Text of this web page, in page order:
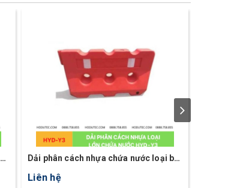
Dải phân cách nhựa chứa nước loại ba
Liên hệ